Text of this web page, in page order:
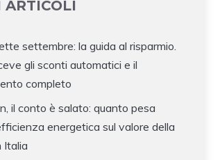
ARTICOLI
settembre: la guida al risparmio.
gli sconti automatici e il
completo
il conto è salato: quanto pesa
energetica sul valore della
Italia